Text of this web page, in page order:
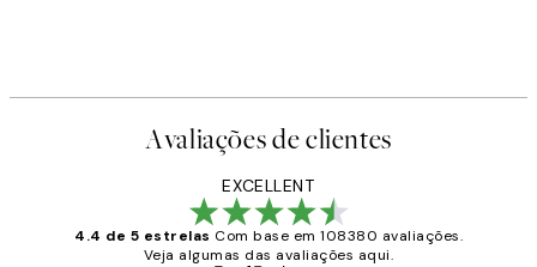
Avaliações de clientes
EXCELLENT
4.4 de 5 estrelas Com base em 108380 avaliações.
Veja algumas das avaliações aqui.